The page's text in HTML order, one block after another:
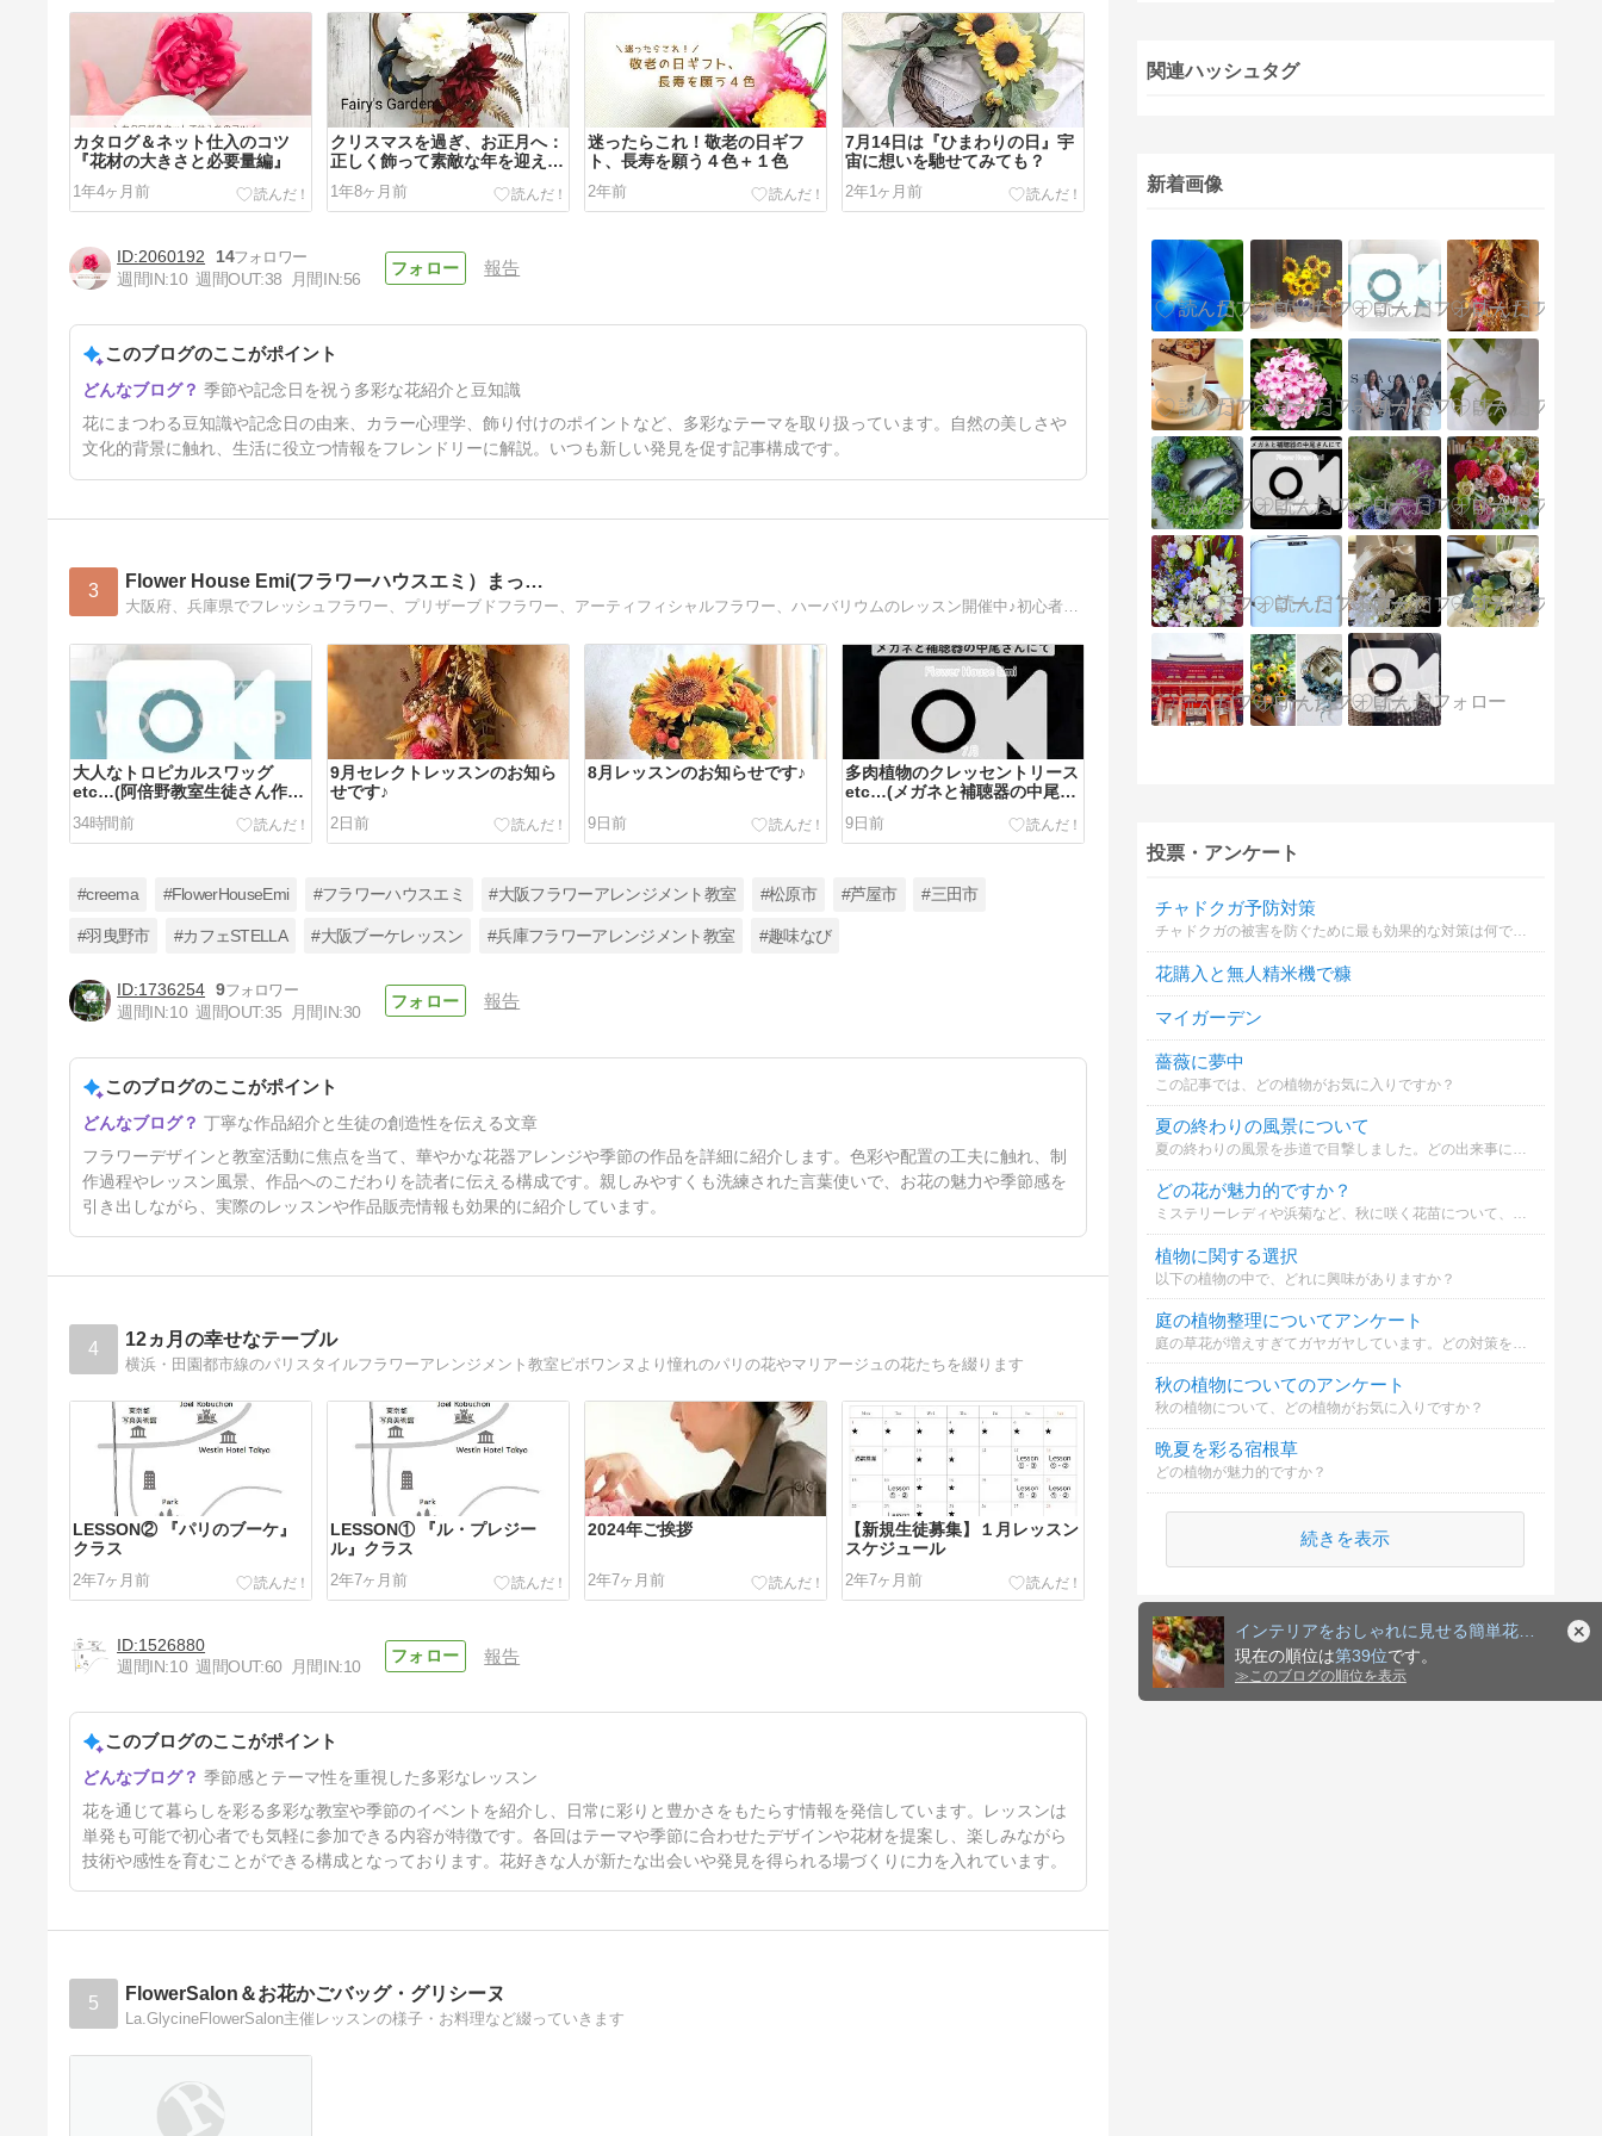
インテリアをおしゃれに見せる簡単花アイディア
現在の順位は第39位です。
≫ このブログの順位を表示
カタログ＆ネット仕入のコツ
『花材の大きさと必要量編』
1年4ヶ月前
クリスマスを過ぎ、お正月へ：
正しく飾って素敵な年を迎えよ
1年8ヶ月前
迷ったらこれ！敬老の日ギフ
ト、長寿を願う４色＋１色
2年前
7月14日は『ひまわりの日』宇
宙に想いを馳せてみても？
2年1ヶ月前
紫陽花のおまじない: 願い事が
叶う方法と効果
2年2ヶ月前
2060192
14
週間IN:10 週間OUT:38 月間IN:56
報告
このブログのここがポイント
季節や記念日を祝う多彩な花紹介と豆知識
花にまつわる豆知識や記念日の由来、カラー心理学、飾り付けのポイントなど、多彩なテーマを取り扱っています。自然の美しさや
文化的背景に触れ、生活に役立つ情報をフレンドリーに解説。いつも新しい発見を促す記事構成です。
3 Flower House Emi(フラワーハウスエミ）まっ…
大人なトロピカルスワッグ
etc…(阿倍野教室生徒さん作
34時間前
9月セレクトレッスンのお知ら
せです♪
2日前
8月レッスンのお知らせです♪
9日前
多肉植物のクレッセントリース
etc…(メガネと補聴器の中尾さ
9日前
作品のお写真をいただきました
♪
#creema #FlowerHouseEmi #フラワーハウスエミ #大阪フラワーアレンジメント教室 #松原市 #芦屋市 #三田市
#羽曳野市 #カフェSTELLA #大阪ブーケレッスン #兵庫フラワーアレンジメント教室 #趣味なび
1736254 9
週間IN:10 週間OUT:35 月間IN:30
報告
このブログのここがポイント
丁寧な作品紹介と生徒の創造性を伝える文章
フラワーデザインと教室活動に焦点を当て、華やかな花器アレンジや季節の作品を詳細に紹介します。色彩や配置の工夫に触れ、制
作過程やレッスン風景、作品へのこだわりを読者に伝える構成です。親しみやすくも洗練された言葉使いで、お花の魅力や季節感を
引き出しながら、実際のレッスンや作品販売情報も効果的に紹介しています。
4 12ヵ月の幸せなテーブル
横浜・田園都市線のパリスタイルフラワーアレンジメント教室ピボワンヌより憧れのパリの花やマリアージュの花たちを綴ります
LESSON② 『パリのブーケ』
クラス
2年7ヶ月前
LESSON① 『ル・プレジー
ル』クラス
2年7ヶ月前
2024年ご挨拶
2年7ヶ月前
【新規生徒募集】１月レッスン
スケジュール
2年7ヶ月前
クリスマスリース＆ツリーのレ
ッスン
2年8ヶ月前
1526880
週間IN:10 週間OUT:60 月間IN:10
報告
このブログのここがポイント
季節感とテーマ性を重視した多彩なレッスン
花を通じて暮らしを彩る多彩な教室や季節のイベントを紹介し、日常に彩りと豊かさをもたらす情報を発信しています。レッスンは
単発も可能で初心者でも気軽に参加できる内容が特徴です。各回はテーマや季節に合わせたデザインや花材を提案し、楽しみながら
技術や感性を育むことができる構成となっております。花好きな人が新たな出会いや発見を得られる場づくりに力を入れています。
5 FlowerSalon＆お花かごバッグ・グリシーヌ
La.GlycineFlowerSalon主催レッスンの様子・お料理など綴っていきます
関連ハッシュタグ
新着画像
投票・アンケート
チャドクガ予防対策
チャドクガの被害を防ぐために最も効果的な対策は何ですか
花購入と無人精米機で糠
マイガーデン
薔薇に夢中
この記事では、どの植物がお気に入りですか？
夏の終わりの風景について
夏の終わりの風景を歩道で目撃しました。どの出来事について印象深いですか？
どの花が魅力的ですか？
ミステリーレディや浜菊など、秋に咲く花苗について、あなたはどの花を選びますか？
植物に関する選択
以下の植物の中で、どれに興味がありますか？
庭の植物整理についてアンケート
秋の植物についてのアンケート
秋の植物について、どの植物がお気に入りですか？
晩夏を彩る宿根草
どの植物が魅力的ですか？
続きを表示